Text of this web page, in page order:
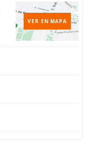
VER EN MAPA